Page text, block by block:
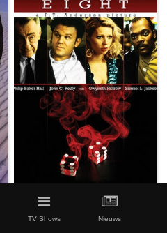
7,2
TV Shows Nieuws